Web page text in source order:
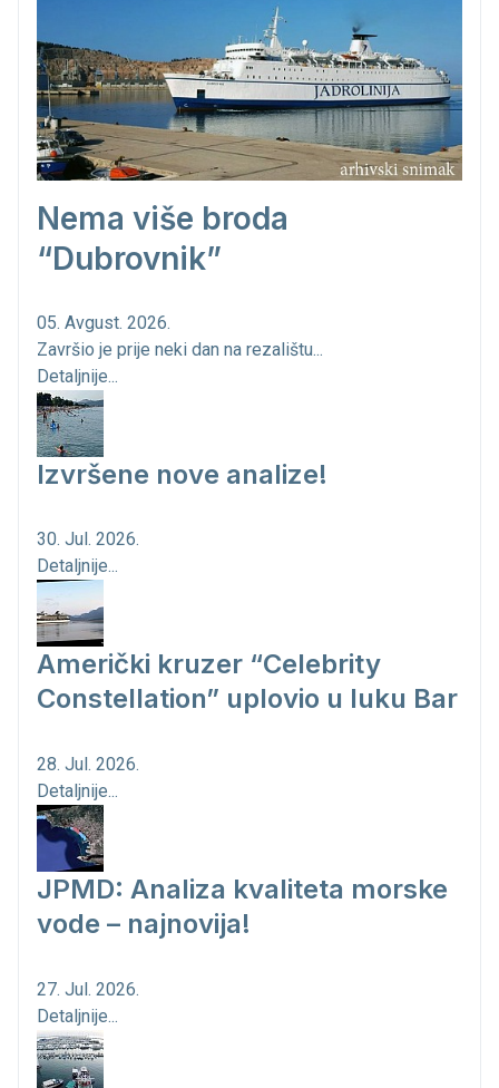
Nema više broda
“Dubrovnik”
05. Avgust. 2026.
Završio je prije neki dan na rezalištu...
Detaljnije...
Izvršene nove analize!
30. Jul. 2026.
Detaljnije...
Američki kruzer “Celebrity
Constellation” uplovio u luku Bar
28. Jul. 2026.
Detaljnije...
JPMD: Analiza kvaliteta morske
vode – najnovija!
27. Jul. 2026.
Detaljnije...